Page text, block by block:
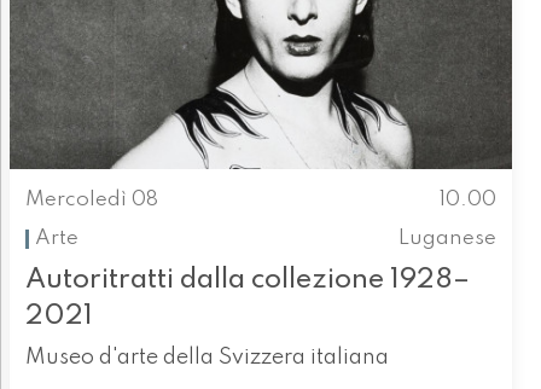
Mercoledì 08
10.00
Arte
Luganese
Autoritratti dalla collezione 1928–
2021
Museo d'arte della Svizzera italiana